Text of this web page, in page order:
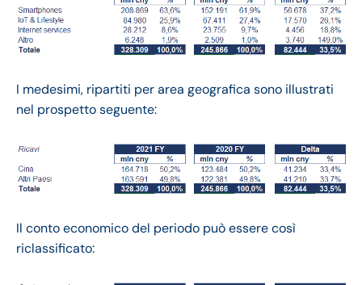
I medesimi, ripartiti per area geografica sono illustrati
nel prospetto seguente:
Il conto economico del periodo può essere così
riclassificato: